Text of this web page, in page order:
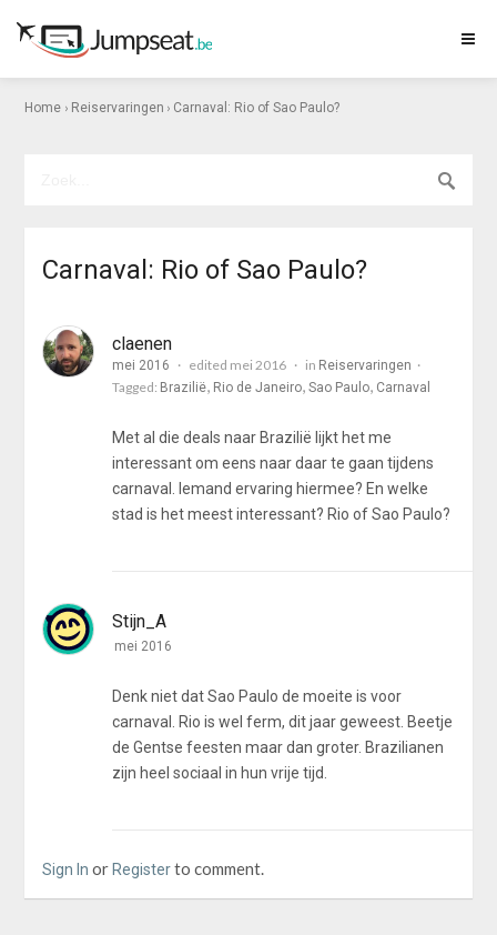
Home › Reiservaringen › Carnaval: Rio of Sao Paulo?
Carnaval: Rio of Sao Paulo?
claenen
mei 2016 edited mei 2016 in Reiservaringen
Tagged: Brazilië Rio de Janeiro Sao Paulo Carnaval
Met al die deals naar Brazilië lijkt het me
interessant om eens naar daar te gaan tijdens
carnaval. Iemand ervaring hiermee? En welke
stad is het meest interessant? Rio of Sao Paulo?
Stijn_A
mei 2016
Denk niet dat Sao Paulo de moeite is voor
carnaval. Rio is wel ferm, dit jaar geweest. Beetje
de Gentse feesten maar dan groter. Brazilianen
zijn heel sociaal in hun vrije tijd.
Sign In orRegisterto comment.